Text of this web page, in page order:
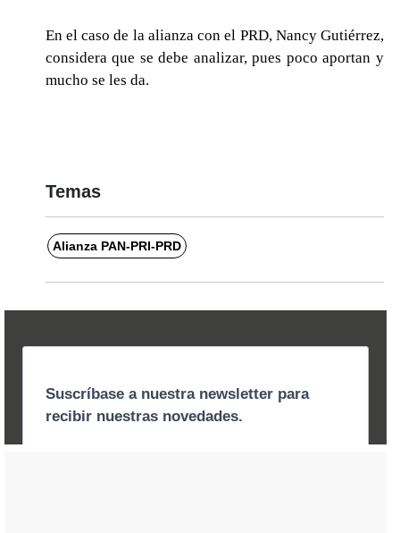
En el caso de la alianza con el PRD, Nancy Gutiérrez,
considera que se debe analizar, pues poco aportan y
mucho se les da.
Temas
Alianza PAN-PRI-PRD